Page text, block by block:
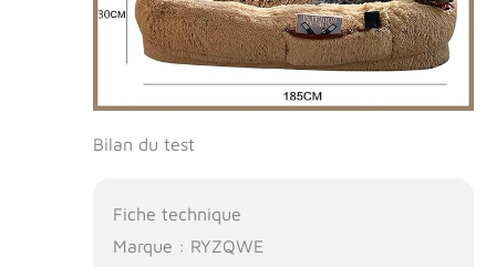
Bilan du test
Fiche technique
Marque : RYZQWE